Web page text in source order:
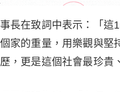
長在致詞中表示：「這
家的重量，用樂觀與堅
，更是這個社會最珍貴